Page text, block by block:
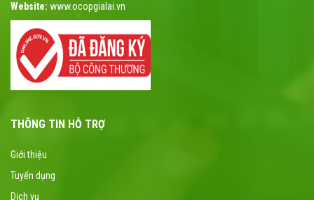
Website: www.ocopgialai.vn
THÔNG TIN HỖ TRỢ
Giới thiệu
Tuyển dụng
Dịch vụ